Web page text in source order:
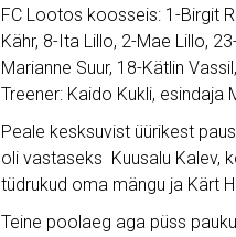
FC Lootos koosseis: 1-Birgit
Kähr, 8-Ita Lillo, 2-Mae Lillo,
Marianne Suur, 18-Kätlin
Treener: Kaido Kukli, esindaja
Peale kesksuvist üürikest
oli vastaseks Kuusalu Kalev,
tüdrukud oma mängu ja Kärt
Teine poolaeg aga püss